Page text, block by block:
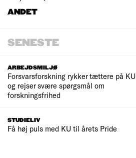
ANDET
SENESTE
ARBEJDSMILJØ
Forsvarsforskning rykker tættere på KU
og rejser svære spørgsmål om
forskningsfrihed
STUDIELIV
Få høj puls med KU til årets Pride